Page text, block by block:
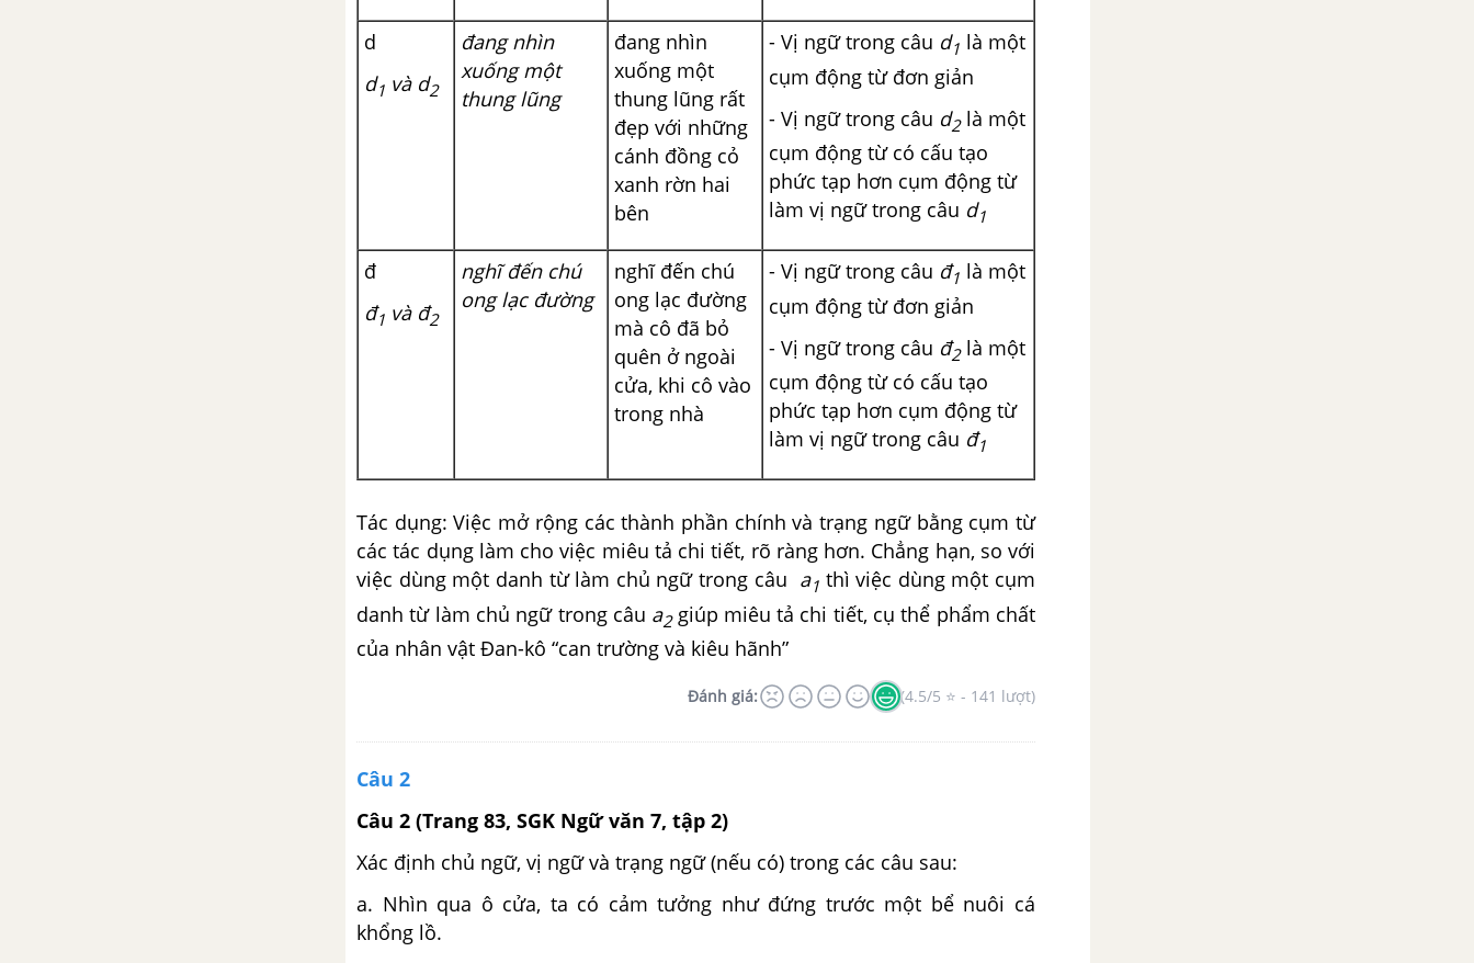
d
d1 và d2
đang nhìn
xuống một
thung lũng
đang nhìn
xuống một
thung lũng rất
đẹp với những
cánh đồng cỏ
xanh rờn hai
bên
- Vị ngữ trong câu d1 là một
cụm động từ đơn giản
- Vị ngữ trong câu d2là một
cụm động từ có cấu tạo
phức tạp hơn cụm động từ
làm vị ngữ trong câu d1
đ
đ1 và đ2
nghĩ đến chú
ong lạc đường
nghĩ đến chú
ong lạc đường
mà cô đã bỏ
quên ở ngoài
cửa, khi cô vào
trong nhà
- Vị ngữ trong câu đ1 là một
cụm động từ đơn giản
- Vị ngữ trong câu đ2là một
cụm động từ có cấu tạo
phức tạp hơn cụm động từ
làm vị ngữ trong câu đ1
Tác dụng: Việc mở rộng các thành phần chính và trạng ngữ bằng cụm từ
các tác dụng làm cho việc miêu tả chi tiết, rõ ràng hơn. Chẳng hạn, so với
việc dùng một danh từ làm chủ ngữ trong câu a1 thì việc dùng một cụm
danh từ làm chủ ngữ trong câu a2 giúp miêu tả chi tiết, cụ thể phẩm chất
của nhân vật Đan-kô “can trường và kiêu hãnh”
Đánh giá: (4.5/5 ⭐ - 141 lượt)
Câu 2
Câu 2 (Trang 83, SGK Ngữ văn 7, tập 2)
Xác định chủ ngữ, vị ngữ và trạng ngữ (nếu có) trong các câu sau:
a. Nhìn qua ô cửa, ta có cảm tưởng như đứng trước một bể nuôi cá
khổng lồ.